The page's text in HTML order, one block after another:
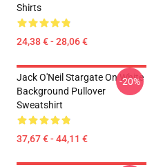
Shirts
24,38 € - 28,06 €
Jack O'Neil Stargate On White
Background Pullover
Sweatshirt
37,67 € - 44,11 €
-20%